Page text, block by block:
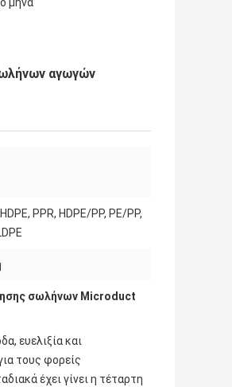
μήνα
αγωγών
HDPE, PPR, HDPE/PP, PE/PP,
σωλήνων Microduct
ευελιξία και
τους φορείς
έχει γίνει η τέταρτη